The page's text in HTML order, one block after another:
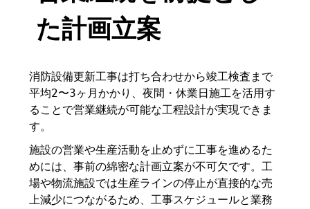
た計画立案
消防設備更新工事は打ち合わせから竣工検査まで
平均2〜3ヶ月かかり、夜間・休業日施工を活用す
ることで営業継続が可能な工程設計が実現できま
す。
施設の営業や生産活動を止めずに工事を進めるた
めには、事前の綿密な計画立案が不可欠です。工
場や物流施設では生産ラインの停止が直接的な売
上減少につながるため、工事スケジュールと業務